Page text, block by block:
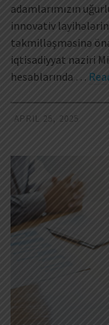
adamlarımızın
innovativ
təkmilləşməsinə
iqtisadiyyat naziri
hesablarında …
APRIL 25, 2025